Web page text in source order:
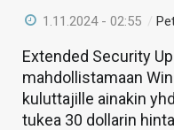
1.11.2024 - 02:55 /
Extended Security
mahdollistamaan
kuluttajille ainakin
tukea 30 dollarin